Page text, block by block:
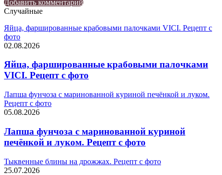
Добавить комментарий
Случайные
Яйца, фаршированные крабовыми палочками VICI. Рецепт с
фото
02.08.2026
Яйца, фаршированные крабовыми палочками
VICI. Рецепт с фото
Лапша фунчоза с маринованной куриной печёнкой и луком.
Рецепт с фото
05.08.2026
Лапша фунчоза с маринованной куриной
печёнкой и луком. Рецепт с фото
Тыквенные блины на дрожжах. Рецепт с фото
25.07.2026